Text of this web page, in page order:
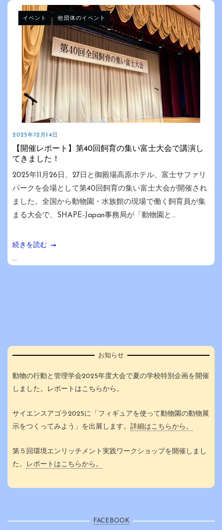
イベント 他団体のイベント
2025年12月14日
【開催レポート】第40回飼育の集い富士大会で講演し
てきました！
2025年11月26日、27日と御殿場高原ホテル、富士サファリ
パークを会場として第40回飼育の集い富士大会が開催され
ました。全国から動物園・水族館の現場で働く飼育員が集
まる大会で、SHAPE-Japan事務局が「動物園と...
続きを読む
...
お知らせ
動物の行動と管理学会2025年度大会で夏の学校特別企画を開催
しました。レポートはこちらから。
サイエンスアゴラ2025に「フィギュアを使って動物園の動物展
示をつくってみよう」を出展します。 詳細はこちらから。
第５回環境エンリッチメント実践ワークショップを開催しまし
た。
レポートはこちらから。
FACEBOOK